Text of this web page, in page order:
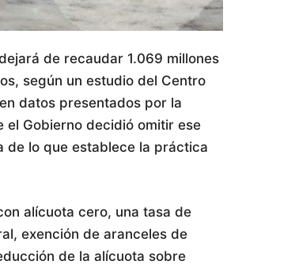
de recaudar 1.069 millones
según un estudio del Centro
datos presentados por la
el Gobierno decidió omitir ese
de lo que establece la práctica
alícuota cero, una tasa de
exención de aranceles de
de la alícuota sobre